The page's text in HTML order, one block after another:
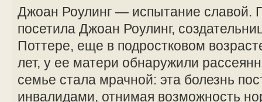
Джоан Роулинг — испытание славой.
посетила Джоан Роулинг,
Поттере, еще в подростковом
лет, у ее матери обнаружили
семье стала мрачной: эта болезнь
инвалидами, отнимая возможность